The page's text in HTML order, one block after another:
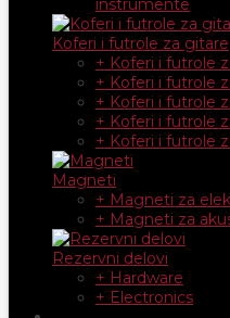
Koferi i futrole za gitare
+ Koferi i futrole
+ Koferi i futrole
+ Koferi i futrole
+ Koferi i futrole
+ Koferi i futrole
Magneti
+ Magneti za
+ Magneti za
Rezervni delovi
+ Hardware
+ Electronics